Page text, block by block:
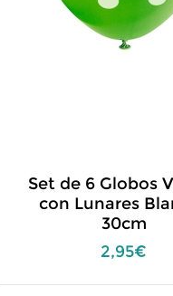
Set de 6 Globos
con Lunares
30cm
2,95€